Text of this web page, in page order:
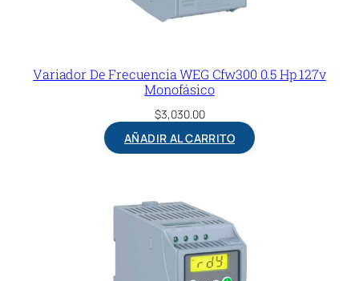
Variador De Frecuencia WEG Cfw300 0.5 Hp 127v
Monofásico
$3,030.00
AÑADIR AL CARRITO